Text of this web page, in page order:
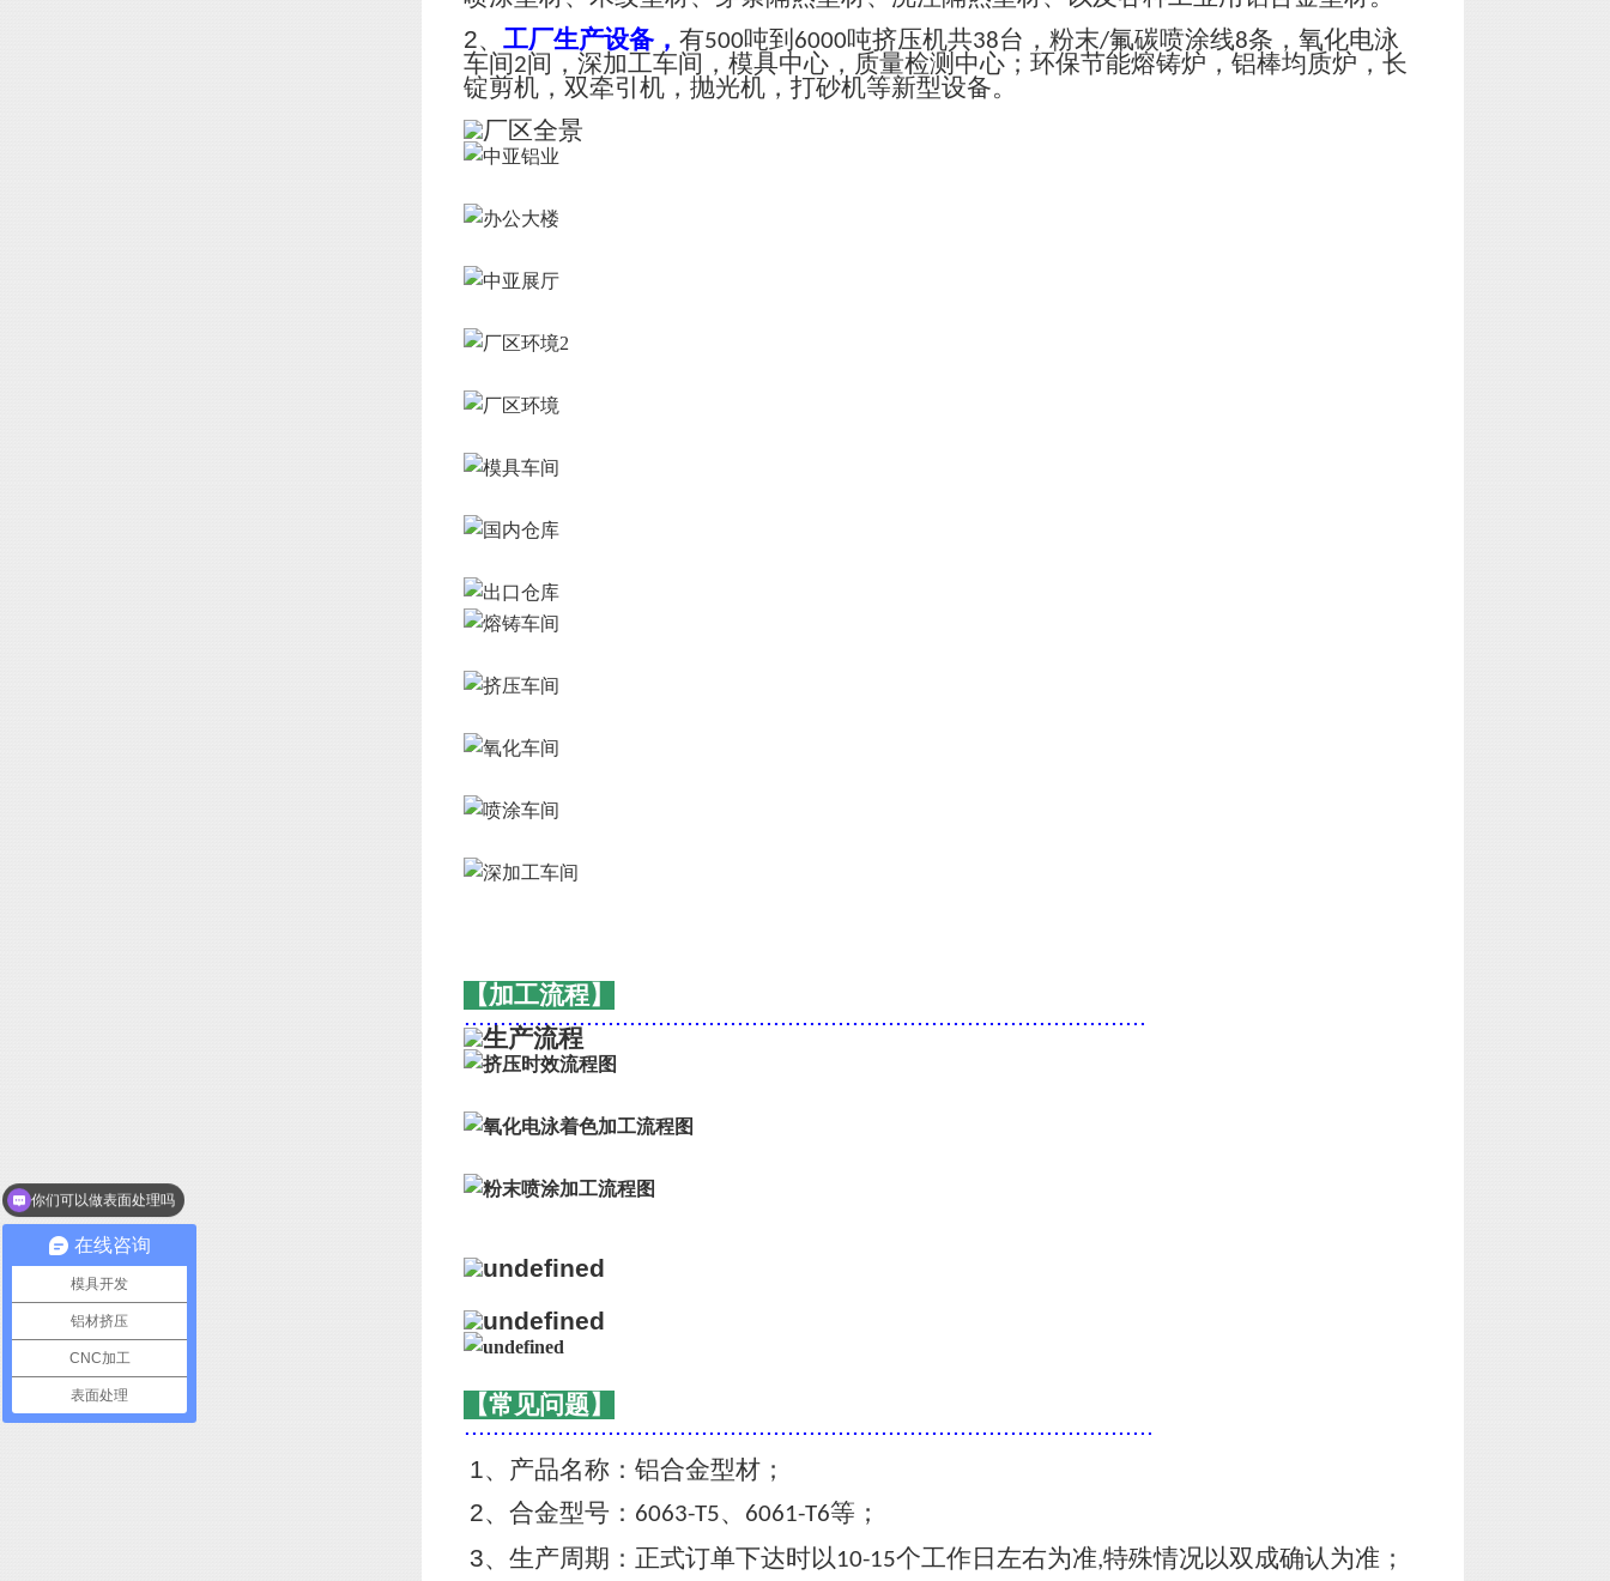
2、 工厂生产设备， 有500吨到 6000吨挤压机共38台，粉末/氟碳喷涂线8条，氧化电泳
车间2间，深加工车间，模具中心，质量检测中心；环保节能熔铸炉，铝棒均质炉，长
锭剪机，双牵引机，抛光机，打砂机等新型设备。
【加工流程】
...............................................................................................
【常见问题】
................................................................................................
1、产品名称：铝合金型材；
2、合金型号： 6063-T5、 6061-T6等；
3、生产周期：正式订单下达时以10-15个工作日左右为准,特殊情况以双成确认为准；
在线咨询
模具开发
铝材挤压
CNC加工
表面处理
你们可以做表面处理吗